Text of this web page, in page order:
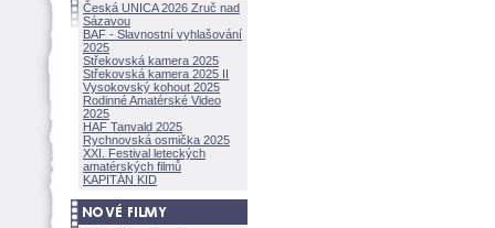
Česká UNICA 2026 Zruč nad
Sázavou
BAF - Slavnostní vyhlašování
2025
Střekovská kamera 2025
Střekovská kamera 2025 II
Vysokovský kohout 2025
Rodinné Amatérské Video
2025
HAF Tanvald 2025
Rychnovská osmička 2025
XXI. Festival leteckých
amatérských filmů
KAPITÁN KID